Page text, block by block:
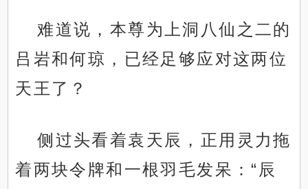
难道说，本尊为上洞八仙之二的
吕岩和何琼，已经足够应对这两位
天王了？
侧过头看着袁天辰，正用灵力拖
着两块令牌和一根羽毛发呆：“辰